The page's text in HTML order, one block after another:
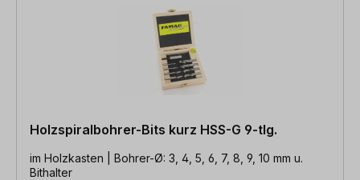
Holzspiralbohrer-Bits kurz HSS-G 9-tlg.
im Holzkasten | Bohrer-Ø: 3, 4, 5, 6, 7, 8, 9, 10 mm u.
Bithalter